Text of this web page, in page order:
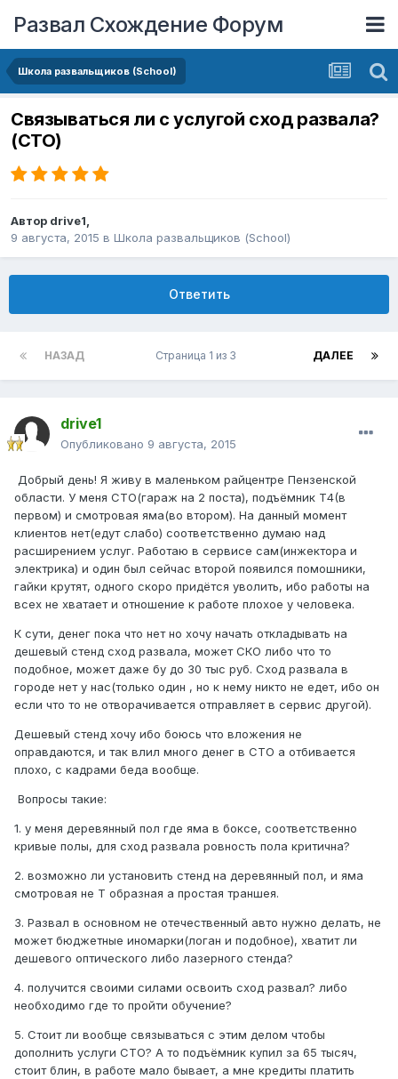
Развал Схождение Форум
Школа развальщиков (School)
Связываться ли с услугой сход развала?
(СТО)
Автор drive1,
9 августа, 2015 в Школа развальщиков (School)
Ответить
НАЗАД ДАЛЕЕ
Страница 1 из 3
drive1
Опубликовано 9 августа, 2015
Добрый день! Я живу в маленьком райцентре Пензенской
области. У меня СТО(гараж на 2 поста), подъёмник Т4(в
первом) и смотровая яма(во втором). На данный момент
клиентов нет(едут слабо) соответственно думаю над
расширением услуг. Работаю в сервисе сам(инжектора и
электрика) и один был сейчас второй появился помошники,
гайки крутят, одного скоро придётся уволить, ибо работы на
всех не хватает и отношение к работе плохое у человека.
К сути, денег пока что нет но хочу начать откладывать на
дешевый стенд сход развала, может СКО либо что то
подобное, может даже бу до 30 тыс руб. Сход развала в
городе нет у нас(только один , но к нему никто не едет, ибо он
если что то не отворачивается отправляет в сервис другой).
Дешевый стенд хочу ибо боюсь что вложения не
оправдаются, и так влил много денег в СТО а отбивается
плохо, с кадрами беда вообще.
Вопросы такие:
1. у меня деревянный пол где яма в боксе, соответственно
кривые полы, для сход развала ровность пола критична?
2. возможно ли установить стенд на деревянный пол, и яма
смотровая не Т образная а простая траншея.
3. Развал в основном не отечественный авто нужно делать, не
может бюджетные иномарки(логан и подобное), хватит ли
дешевого оптического либо лазерного стенда?
4. получится своими силами освоить сход развал? либо
необходимо где то пройти обучение?
5. Стоит ли вообще связываться с этим делом чтобы
дополнить услуги СТО? А то подъёмник купил за 65 тысяч,
стоит блин, в работе мало бывает, а мне кредиты платить